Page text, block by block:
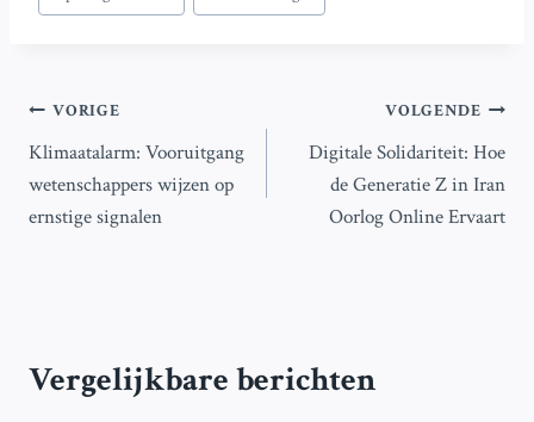
Bericht
navigatie
VORIGE
Klimaatalarm: Vooruitgang
wetenschappers wijzen op
ernstige signalen
VOLGENDE
Digitale Solidariteit: Hoe
de Generatie Z in Iran
Oorlog Online Ervaart
Vergelijkbare berichten